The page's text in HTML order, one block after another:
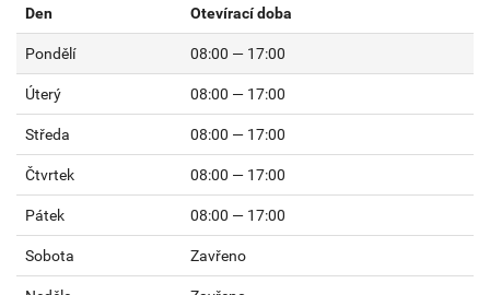
Den Otevírací doba
Pondělí 08:00 — 17:00
Úterý 08:00 — 17:00
Středa 08:00 — 17:00
Čtvrtek 08:00 — 17:00
Pátek 08:00 — 17:00
Sobota Zavřeno